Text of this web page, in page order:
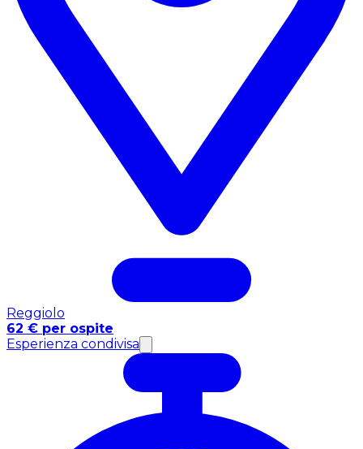
Reggiolo
62 € per ospite
Esperienza condivisa